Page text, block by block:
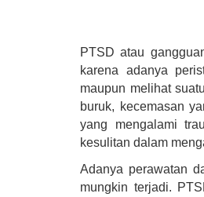
PTSD atau
karena adanya
maupun melihat
buruk, kecemasan
yang mengalami
kesulitan dalam
Adanya perawatan
mungkin terjadi.